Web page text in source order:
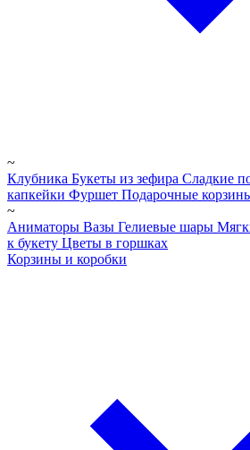
~
Клубника Букеты из зефира Сладкие
капкейки Фуршет Подарочные
~
Аниматоры Вазы Гелиевые шары
к букету Цветы в горшках
Корзины и коробки